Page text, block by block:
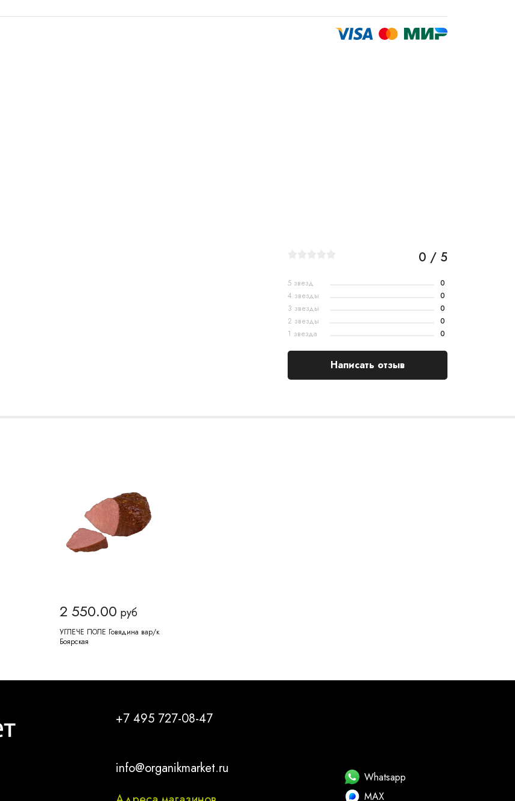
0 / 5
5 звезд
0
4 звезды
0
3 звезды
0
2 звезды
0
1 звезда
0
Написать отзыв
2 550.00 руб
УГЛЕЧЕ ПОЛЕ Говядина вар/к
Боярская
+7 495 727-08-47
info@organikmarket.ru
Whatsapp
MAX